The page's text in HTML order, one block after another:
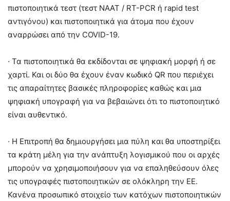
πιστοποιητικά τεστ (τεστ NAAT / RT-PCR ή rapid test
αντιγόνου) και πιστοποιητικά για άτομα που έχουν
αναρρώσει από την COVID-19.
· Τα πιστοποιητικά θα εκδίδονται σε ψηφιακή μορφή ή σε
χαρτί. Και οι δύο θα έχουν έναν κωδικό QR που περιέχει
τις απαραίτητες βασικές πληροφορίες καθώς και μια
ψηφιακή υπογραφή για να βεβαιώνει ότι το πιστοποιητικό
είναι αυθεντικό.
· Η Επιτροπή θα δημιουργήσει μια πύλη και θα υποστηρίξει
τα κράτη μέλη για την ανάπτυξη λογισμικού που οι αρχές
μπορούν να χρησιμοποιήσουν για να επαληθεύσουν όλες
τις υπογραφές πιστοποιητικών σε ολόκληρη την ΕΕ.
Κανένα προσωπικό στοιχείο των κατόχων πιστοποιητικών